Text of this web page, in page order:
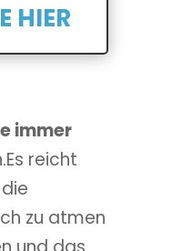
HIER
immer
reicht
zu atmen